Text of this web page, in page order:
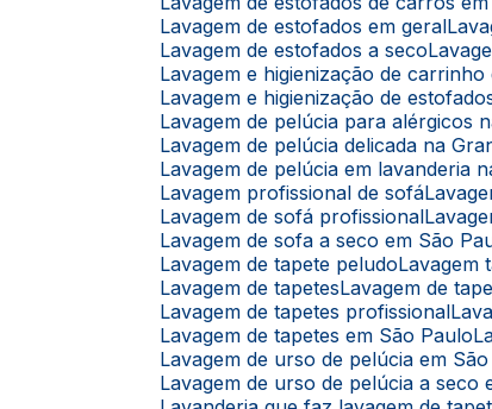
Lavagem de estofados em geral
Lavagem de estofados a seco
Lavagem e higienização de
Lavagem e higienização de
Lavagem de pelúcia para alérgicos
Lavagem de pelúcia delicada na
Lavagem de pelúcia em lavanderia
Lavagem profissional de sofá
Lavagem de sofá profissional
Lavagem de sofa a seco em São
Lavagem de tapete peludo
Lavagem de tapetes Lavagem de
Lavagem de tapetes profissional
Lavagem de tapetes em São Paulo
Lavagem de urso de pelúcia em
Lavagem de urso de pelúcia a seco